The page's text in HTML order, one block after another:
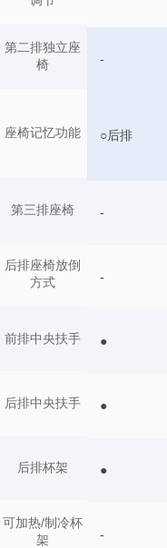
第二排独立座
椅
座椅记忆功能
第三排座椅
后排座椅放倒
方式
前排中央扶手
后排中央扶手
后排杯架
可加热/制冷杯
架
-
○后排
-
-
●
●
●
-